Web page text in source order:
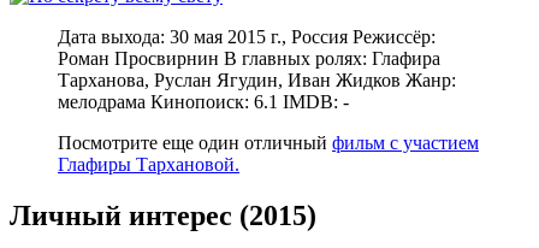
Дата выхода: 30 мая 2015 г., Россия Режиссёр:
Роман Просвирнин В главных ролях: Глафира
Тарханова, Руслан Ягудин, Иван Жидков Жанр:
мелодрама Кинопоиск: 6.1 IMDB: -
Посмотрите еще один отличный фильм с участием
Глафиры Тархановой.
Личный интерес (2015)